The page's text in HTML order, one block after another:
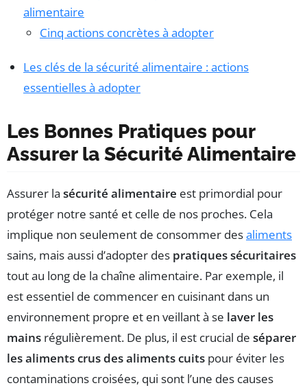
alimentaire
Cinq actions concrètes à adopter
Les clés de la sécurité alimentaire : actions
essentielles à adopter
Les Bonnes Pratiques pour
Assurer la Sécurité Alimentaire
Assurer la sécurité alimentaire est primordial pour
protéger notre santé et celle de nos proches. Cela
implique non seulement de consommer desaliments
sains, mais aussi d’adopter des pratiques sécuritaires
tout au long de la chaîne alimentaire. Par exemple, il
est essentiel de commencer en cuisinant dans un
environnement propre et en veillant à se laver les
mains régulièrement. De plus, il est crucial de séparer
les aliments crus des aliments cuits pour éviter les
contaminations croisées, qui sont l’une des causes